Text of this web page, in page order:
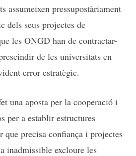
assumeixen pressupostàriament
dels seus projectes de
les ONGD han de contractar-
de les universitats en
error estratègic.
una aposta per la cooperació i
per a establir estructures
que precisa confiança i projectes
inadmissible excloure les